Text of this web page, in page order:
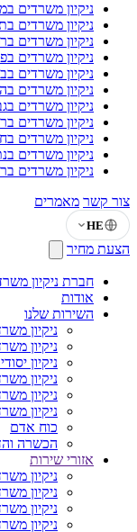
ניקיון משרדים
ניקיון משרדים
ניקיון משרדים
ניקיון משרדים
ניקיון משרדים
ניקיון משרדים
ניקיון משרדים
ניקיון משרדים
ניקיון משרדים
ניקיון משרדים
ניקיון משרדים
צור קשר מאמרים
HE
הצעת מחיר
חברת ניקיון
אודות
השירות שלנו
ניקיון
ניקיון
ניקיון
ניקיון
ניקיון
ניקיון
כוח אדם
הכשרה
אזורי שירות
ניקיון
ניקיון
ניקיון
ניקיון